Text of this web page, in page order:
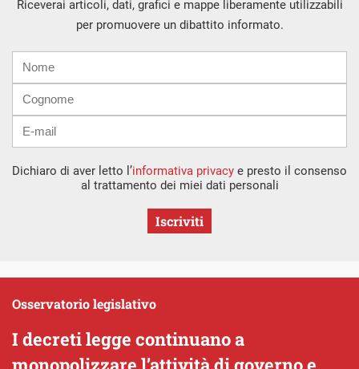
Riceverai articoli, dati, grafici e mappe liberamente utilizzabili
per promuovere un dibattito informato.
mail
Dichiaro di aver letto l’informativa privacy e presto il consenso
al trattamento dei miei dati personali
Iscriviti
I decreti legge continuano a
Osservatorio legislativo